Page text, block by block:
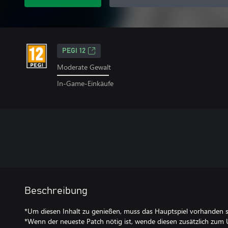
PEGI 12
Moderate Gewalt
In-Game-Einkäufe
Beschreibung
*Um diesen Inhalt zu genießen, muss das Hauptspiel vorhanden
*Wenn der neueste Patch nötig ist, wende diesen zusätzlich zum